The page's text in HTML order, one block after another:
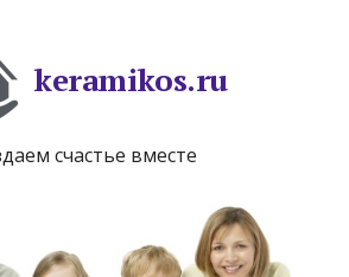
keramikos.ru
счастье вместе